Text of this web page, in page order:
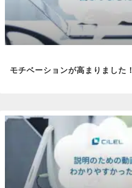
モチベーションが高まりました！